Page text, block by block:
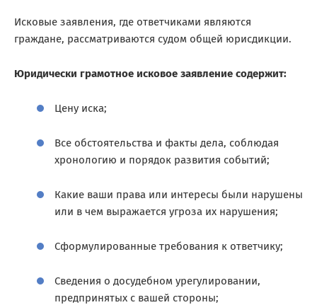
Исковые заявления, где ответчиками являются
граждане, рассматриваются судом общей юрисдикции.
Юридически грамотное исковое заявление содержит:
Цену иска;
Все обстоятельства и факты дела, соблюдая
хронологию и порядок развития событий;
Какие ваши права или интересы были нарушены
или в чем выражается угроза их нарушения;
Сформулированные требования к ответчику;
Сведения о досудебном урегулировании,
предпринятых с вашей стороны;